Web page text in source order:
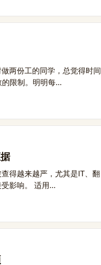
两份工的同学，总觉得时间
限制。明明每...
得越来越严，尤其是IT、翻
影响。 适用...